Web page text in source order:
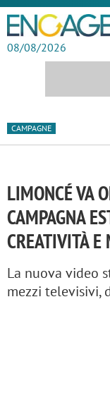
08/08/2026
CAMPAGNE
LIMONCÉ VA
CAMPAGNA
CREATIVITÀ
La nuova video
mezzi televisivi,